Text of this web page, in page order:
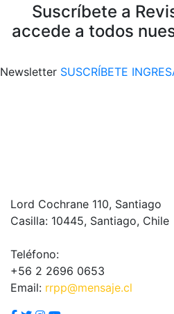
Suscríbete a
accede a todos
Newsletter SUSCRÍBETE
Lord Cochrane 110, Santiago
Casilla: 10445, Santiago, Chile
Teléfono:
+56 2 2696 0653
Email: rrpp@mensaje.cl